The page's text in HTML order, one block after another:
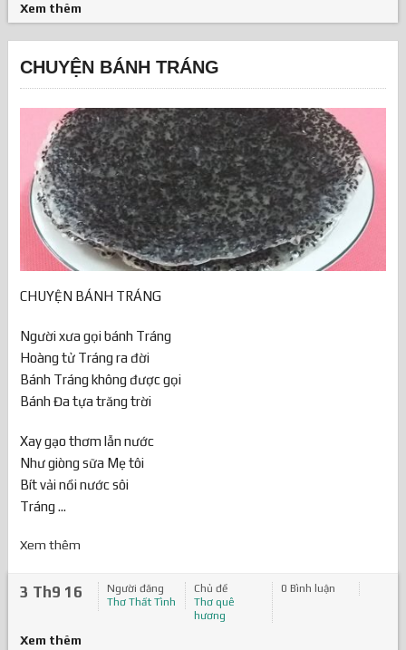
Xem thêm
CHUYỆN BÁNH TRÁNG
CHUYỆN BÁNH TRÁNG
Người xưa gọi bánh Tráng
Hoàng tử Tráng ra đời
Bánh Tráng không được gọi
Bánh Đa tựa trăng trời
Xay gạo thơm lẫn nước
Như giòng sữa Mẹ tôi
Bít vải nồi nước sôi
Tráng ...
Xem thêm
3 Th9 16
Người đăng
Thơ Thất Tình
Chủ đề
Thơ quê
hương
0 Bình luận
Xem thêm